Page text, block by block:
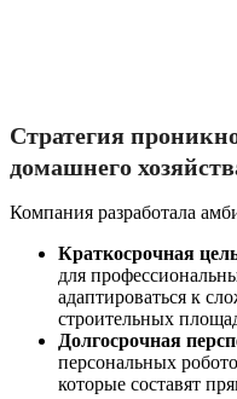
Стратегия
домашнего
Компания разработала
Краткосрочная
для
адаптироваться к
строительных
Долгосрочная
персональных
которые составят